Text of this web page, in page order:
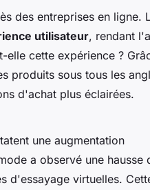
des entreprises en ligne.
utilisateur, rendant
cette expérience ?
produits sous tous les
d'achat plus éclairées.
une augmentation
a observé une hausse
d'essayage virtuelles.